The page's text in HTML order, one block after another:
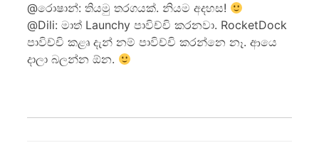
@රොෂාන්: තියමු තරගයක්. නියම අදහස!
@Dili: මාත් Launchy පාවිච්චි කරනවා. RocketDock
පාවිච්චි කළෘ දැන් නම් පාවිච්චි කරන්නෙ නෑ. ආයෙ
දාලා බලන්න ඕන.